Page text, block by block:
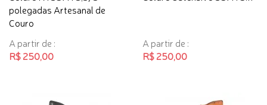
polegadas Artesanal de
Couro
A partir de :
R$ 250,00
A partir de :
R$ 250,00